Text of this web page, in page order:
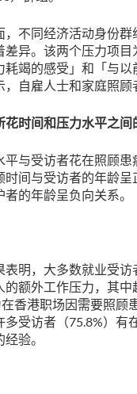
，不同经济活动身份群
异。该两个压力项目
耗竭的感受」和「与以
，自雇人士和家庭照顾
花时间和压力水平之间
平与受访者花在照顾患
时间与受访者的年龄呈
的年龄呈负向关系。
表明，大多数就业受访
的额外工作压力，其中
香港职场因需要照顾
多受访者（75.8%）有
验。